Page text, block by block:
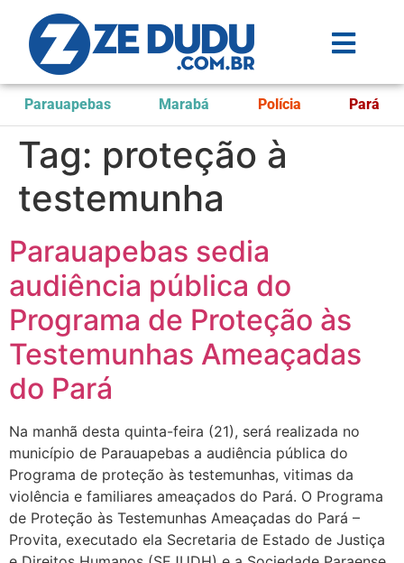
Parauapebas Marabá Polícia Pará
Tag: proteção à
testemunha
Parauapebas sedia
audiência pública do
Programa de Proteção às
Testemunhas Ameaçadas
do Pará
Na manhã desta quinta-feira (21), será realizada no
município de Parauapebas a audiência pública do
Programa de proteção às testemunhas, vitimas da
violência e familiares ameaçados do Pará. O Programa
de Proteção às Testemunhas Ameaçadas do Pará –
Provita, executado ela Secretaria de Estado de Justiça